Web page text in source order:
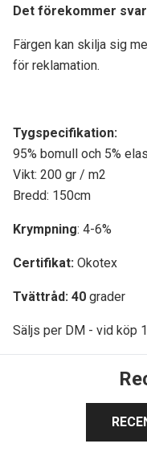
Det förekommer
Färgen kan skilja sig
för reklamation.
Tygspecifikation:
95% bomull och 5%
Vikt: 200 gr / m2
Bredd: 150cm
Krympning: 4-6%
Certifikat: Okotex
Tvättråd: 40 grader
Säljs per DM - vid köp